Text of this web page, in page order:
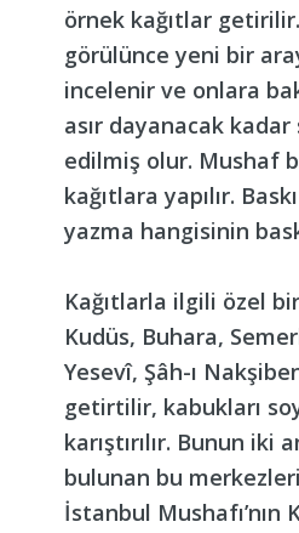
örnek kağıtlar
görülünce yeni bir
incelenir ve onlara
asır dayanacak
edilmiş olur. Mushaf
kağıtlara yapılır.
yazma hangisinin
Kağıtlarla ilgili özel
Kudüs, Buhara,
Yesevî, Şâh-ı
getirtilir, kabukları
karıştırılır. Bunun
bulunan bu
İstanbul